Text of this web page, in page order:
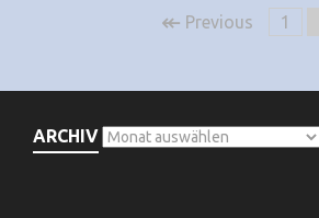
↞ Previous 1
ARCHIV